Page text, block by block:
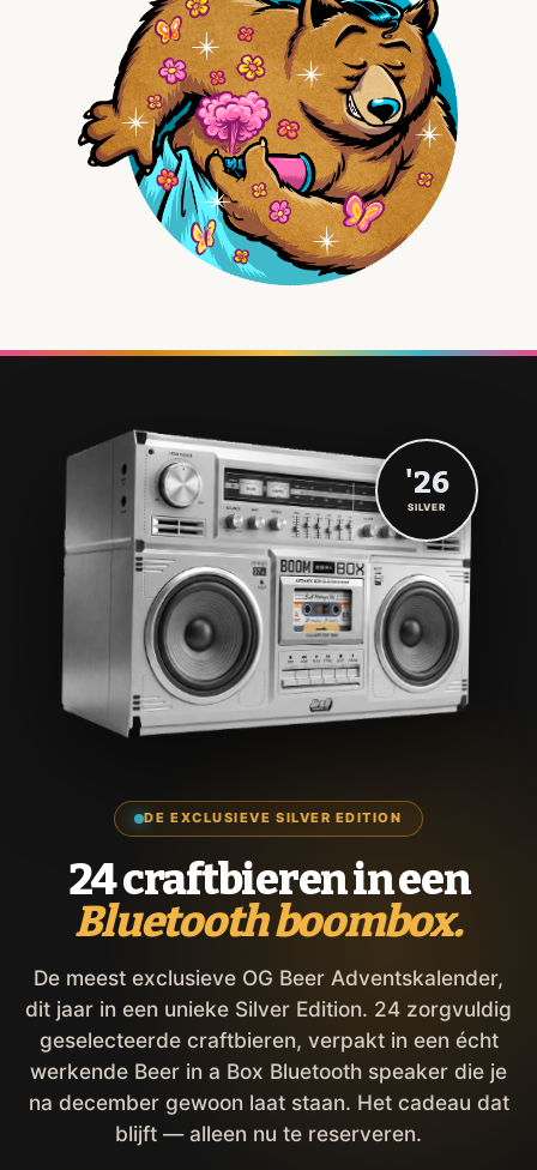
DE EXCLUSIEVE SILVER EDITION
24 craftbieren in een
Bluetooth boombox.
De meest exclusieve OG Beer Adventskalender,
dit jaar in een unieke Silver Edition. 24 zorgvuldig
geselecteerde craftbieren, verpakt in een écht
werkende Beer in a Box Bluetooth speaker die je
na december gewoon laat staan. Het cadeau dat
blijft — alleen nu te reserveren.
'26
SILVER